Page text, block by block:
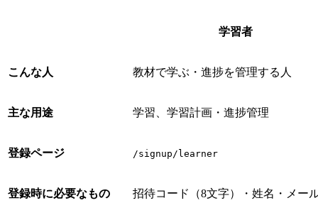
学習者
こんな人 教材で学ぶ・進捗を管理する人
主な用途 学習、学習計画・進捗管理
登録ページ /signup/learner
登録時に必要なもの 招待コード（8文字）・姓名・メー